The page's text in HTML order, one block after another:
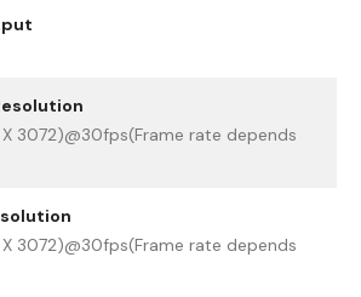
3072)@30fps(Frame rate depends
3072)@30fps(Frame rate depends